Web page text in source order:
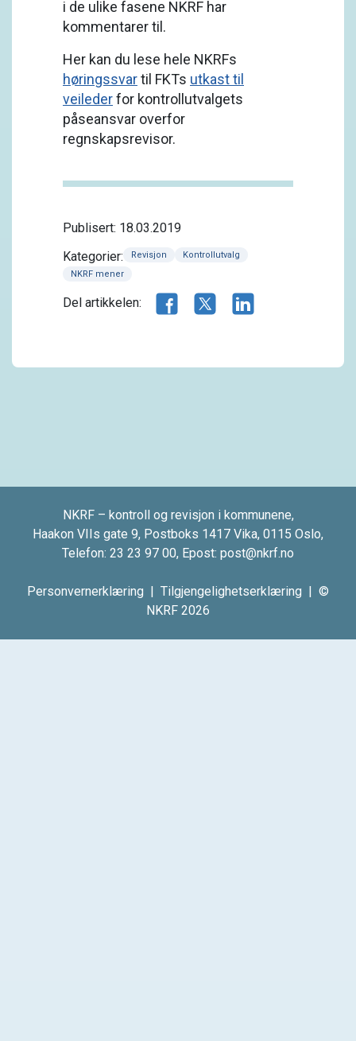
i de ulike fasene NKRF har
kommentarer til.
Her kan du lese hele NKRFs
høringssvartil FKTs utkast til
veilederfor kontrollutvalgets
påseansvar overfor
regnskapsrevisor.
Publisert: 18.03.2019
Kategorier:
Revisjon
Kontrollutvalg
NKRF mener
Del artikkelen: Del artikkelen på Facebook
Del artikkelen på X.com
NKRF – kontroll og revisjon i kommunene,
Haakon VIIs gate 9, Postboks 1417 Vika, 0115 Oslo,
Telefon: 23 23 97 00, Epost: post@nkrf.no
Personvernerklæring | Tilgjengelighetserklæring | ©
NKRF 2026